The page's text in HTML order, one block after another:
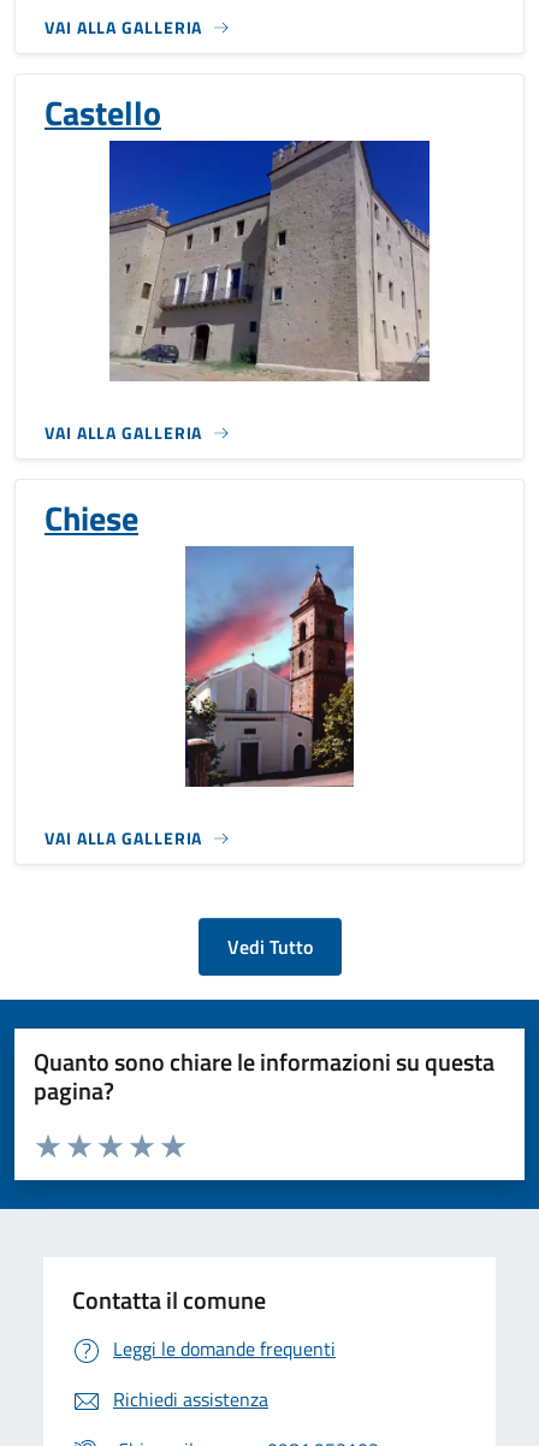
VAI ALLA GALLERIA
Castello
VAI ALLA GALLERIA
Chiese
VAI ALLA GALLERIA
Vedi Tutto
Quanto sono chiare le informazioni su questa
pagina?
Valuta da 1 a 5 stelle la pagina
Valuta 5 stelle su 5
Valuta 4 stelle su 5
Valuta 3 stelle su 5
Valuta 2 stelle su 5
Valuta 1 stelle su 5
Contatta il comune
Leggi le domande frequenti
Richiedi assistenza